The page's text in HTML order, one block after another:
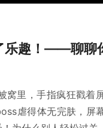
乐趣！——聊聊
窝里，手指疯狂戳着
虐得体无完肤，屏